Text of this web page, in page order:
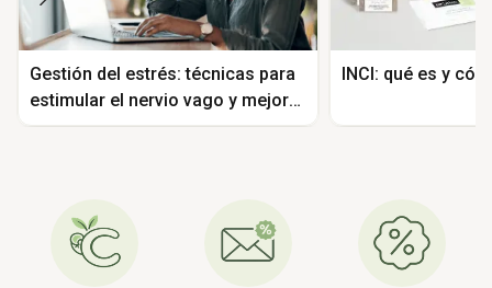
Gestión del estrés: técnicas para
estimular el nervio vago y mejorar
tu bienestar
INCI: qué es y